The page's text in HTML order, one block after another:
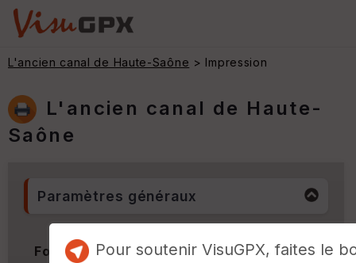
L'ancien canal de Haute-Saône > Impression
L'ancien canal de Haute-
Saône
Paramètres généraux
Format & Orientation
Pour soutenir VisuGPX, faites le